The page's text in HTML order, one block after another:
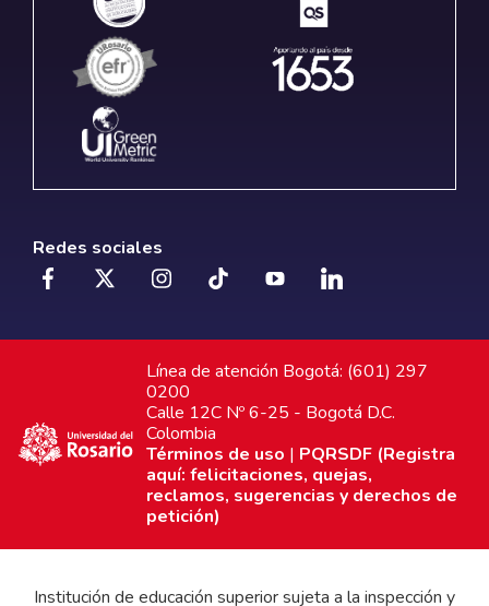
Redes sociales
Línea de atención Bogotá: (601) 297
0200
Calle 12C Nº 6-25 - Bogotá D.C.
Colombia
Términos de uso | PQRSDF (Registra
aquí: felicitaciones, quejas,
reclamos, sugerencias y derechos de
petición)
Institución de educación superior sujeta a la inspección y